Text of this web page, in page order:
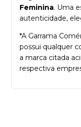
Feminina. Uma
autenticidade,
*A Garrama
possui qualquer
a marca citada
respectiva